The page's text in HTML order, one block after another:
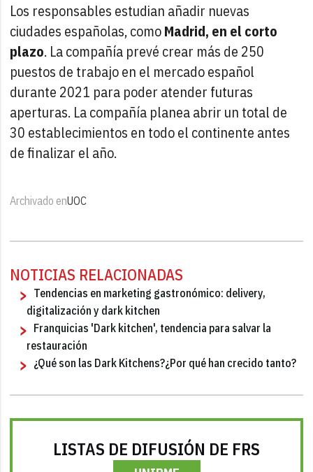
Los responsables estudian añadir nuevas
ciudades españolas, comoMadrid, en el corto
plazo. La compañía prevé crear más de 250
puestos de trabajo en el mercado español
durante 2021 para poder atender futuras
aperturas. La compañía planea abrir un total de
30 establecimientos en todo el continente antes
de finalizar el año.
Archivado enUOC
NOTICIAS RELACIONADAS
Tendencias en marketing gastronómico: delivery,
digitalización y dark kitchen
Franquicias 'Dark kitchen', tendencia para salvar la
restauración
¿Qué son las Dark Kitchens?¿Por qué han crecido tanto?
LISTAS DE DIFUSIÓN DE FRS